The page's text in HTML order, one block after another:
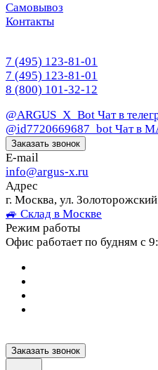
Самовывоз
Контакты
7 (495) 123-81-01
7 (495) 123-81-01
8 (800) 101-32-12
@ARGUS_X_Bot Чат в
@id7720669687_bot Чат в
Заказать звонок
E-mail
info@argus-x.ru
Адрес
г. Москва, ул.
🚙 Склад в Москве
Режим работы
Офис работает по будням с
Заказать звонок